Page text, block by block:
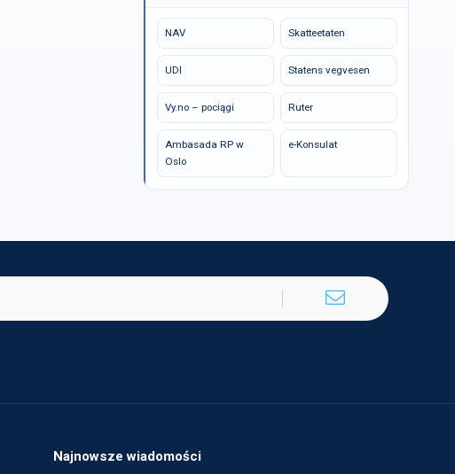
NAV Skatteetaten
UDI Statens vegvesen
Vy.no – pociągi Ruter
Ambasada RP w
Oslo
e-Konsulat
Najnowsze wiadomości